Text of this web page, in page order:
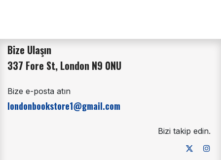
Bize Ulaşın
337 Fore St, London N9 0NU
Bize e-posta atın
londonbookstore1@gmail.com
Bizi takip edin.